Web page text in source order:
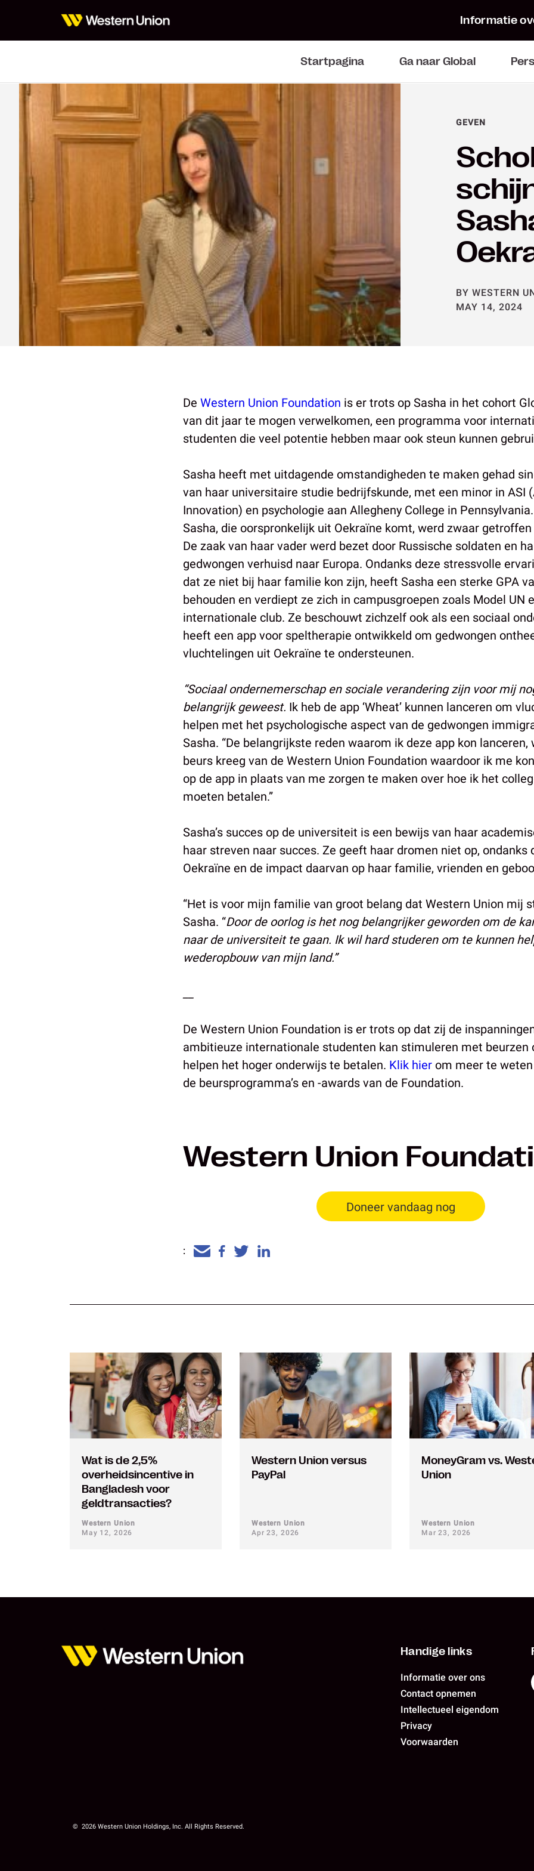
Informatie
Startpagina Ga naar Global
GEVEN
BY WESTERN
MAY 14, 2024
De Western Union Foundation is er trots op Sasha in het cohort
van dit jaar te mogen verwelkomen, een programma voor
studenten die veel potentie hebben maar ook steun kunnen
Sasha heeft met uitdagende omstandigheden te maken gehad
van haar universitaire studie bedrijfskunde, met een minor in ASI
Innovation) en psychologie aan Allegheny College in
Sasha, die oorspronkelijk uit Oekraïne komt, werd zwaar
De zaak van haar vader werd bezet door Russische soldaten en
gedwongen verhuisd naar Europa. Ondanks deze stressvolle
dat ze niet bij haar familie kon zijn, heeft Sasha een sterke GPA
behouden en verdiept ze zich in campusgroepen zoals Model UN
internationale club. Ze beschouwt zichzelf ook als een sociaal
heeft een app voor speltherapie ontwikkeld om gedwongen
vluchtelingen uit Oekraïne te ondersteunen.
“Sociaal ondernemerschap en sociale verandering zijn voor mij
belangrijk geweest. Ik heb de app ‘Wheat’ kunnen lanceren om
helpen met het psychologische aspect van de gedwongen
Sasha. “De belangrijkste reden waarom ik deze app kon
beurs kreeg van de Western Union Foundation waardoor ik me
op de app in plaats van me zorgen te maken over hoe ik het
moeten betalen.”
Sasha’s succes op de universiteit is een bewijs van haar
haar streven naar succes. Ze geeft haar dromen niet op, ondanks
Oekraïne en de impact daarvan op haar familie, vrienden en
“Het is voor mijn familie van groot belang dat Western Union mij
Sasha. “Door de oorlog is het nog belangrijker geworden om de
naar de universiteit te gaan. Ik wil hard studeren om te kunnen
wederopbouw van mijn land.”
De Western Union Foundation is er trots op dat zij de
ambitieuze internationale studenten kan stimuleren met beurzen
helpen het hoger onderwijs te betalen. Klik hier om meer te
de beursprogramma’s en -awards van de Foundation.
Western Union
Doneer vandaag nog
:
Wat is de 2,5%
overheidsincentive in
Bangladesh voor
geldtransacties?
Western Union
May 12, 2026
Western Union versus
PayPal
Western Union
Apr 23, 2026
MoneyGram vs.
Union
Western Union
Mar 23, 2026
Handige links
Informatie over ons
Contact opnemen
Intellectueel eigendom
Privacy
Voorwaarden
© 2026 Western Union Holdings, Inc. All Rights Reserved.